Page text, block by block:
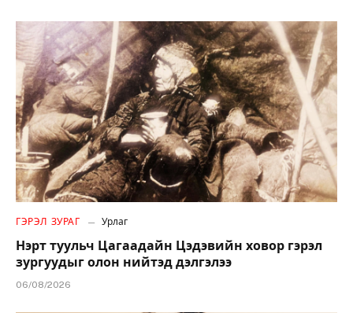
ГЭРЭЛ ЗУРАГ Урлаг
Нэрт туульч Цагаадайн Цэдэвийн ховор гэрэл
зургуудыг олон нийтэд дэлгэлээ
06/08/2026